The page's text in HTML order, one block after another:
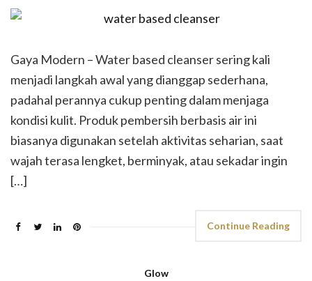
Gaya Modern – Water based cleanser sering kali
menjadi langkah awal yang dianggap sederhana,
padahal perannya cukup penting dalam menjaga
kondisi kulit. Produk pembersih berbasis air ini
biasanya digunakan setelah aktivitas seharian, saat
wajah terasa lengket, berminyak, atau sekadar ingin
[…]
Continue Reading
Glow